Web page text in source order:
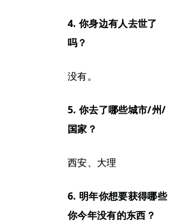
4. 你身边有人去世了
吗？
没有。
5. 你去了哪些城市/州/
国家？
西安、大理
6. 明年你想要获得哪些
你今年没有的东西？